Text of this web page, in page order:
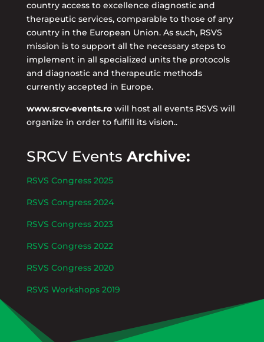
country access to excellence diagnostic and
therapeutic services, comparable to those of any
country in the European Union. As such, RSVS
mission is to support all the necessary steps to
implement in all specialized units the protocols
and diagnostic and therapeutic methods
currently accepted in Europe.
www.srcv-events.rowill host all events RSVS will
organize in order to fulfill its vision..
SRCV Events Archive:
RSVS Congress 2025
RSVS Congress 2024
RSVS Congress 2023
RSVS Congress 2022
RSVS Congress 2020
RSVS Workshops 2019